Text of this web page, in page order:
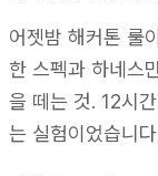
어젯밤 해커톤 룰
한 스펙과 하네스
을 떼는 것. 12시
는 실험이었습니